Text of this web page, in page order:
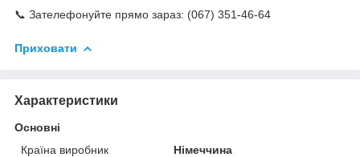
📞 Зателефонуйте прямо зараз: (067) 351-46-64
Приховати
Характеристики
Основні
Країна виробник
Німеччина